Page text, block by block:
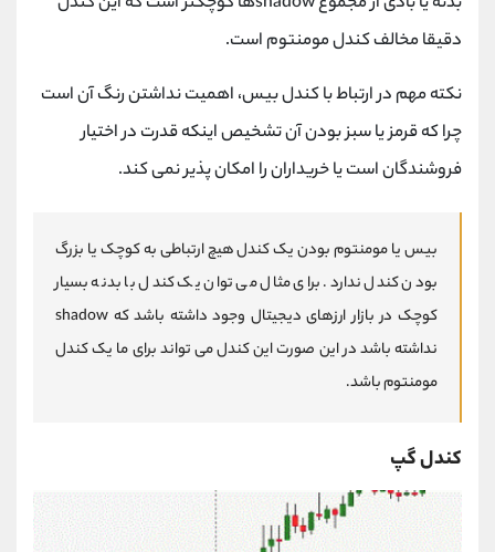
دقیقا مخالف کندل مومنتوم است.
نکته مهم در ارتباط با کندل بیس، اهمیت نداشتن رنگ آن است
چرا که قرمز یا سبز بودن آن تشخیص اینکه قدرت در اختیار
فروشندگان است یا خریداران را امکان پذیر نمی کند.
بیس یا مومنتوم بودن یک کندل هیچ ارتباطی به کوچک یا بزرگ
بودن کندل ندارد. برای مثال می توان یک کندل با بدنه بسیار
کوچک در بازار ارزهای دیجیتال وجود داشته باشد که shadow
نداشته باشد در این صورت این کندل می تواند برای ما یک کندل
مومنتوم باشد.
کندل گپ